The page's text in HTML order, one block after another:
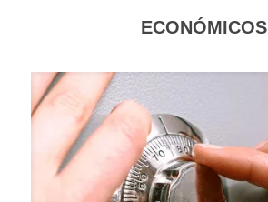
ECONÓMICOS